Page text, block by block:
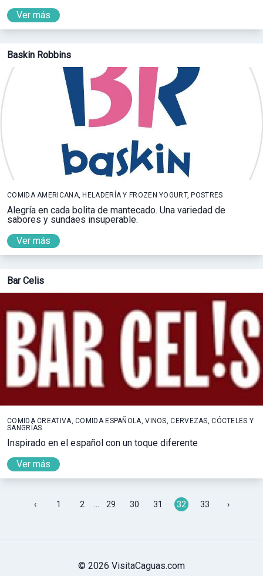
Ver más
Baskin Robbins
COMIDA AMERICANA, HELADERÍA Y FROZEN YOGURT, POSTRES
Alegría en cada bolita de mantecado. Una variedad de
sabores y sundaes insuperable.
Ver más
Bar Celis
COMIDA CREATIVA, COMIDA ESPAÑOLA, VINOS, CERVEZAS, CÓCTELES Y
SANGRÍAS
Inspirado en el español con un toque diferente
Ver más
‹ 1 2 ... 29 30 31 32 33 ›
© 2026 VisitaCaguas.com